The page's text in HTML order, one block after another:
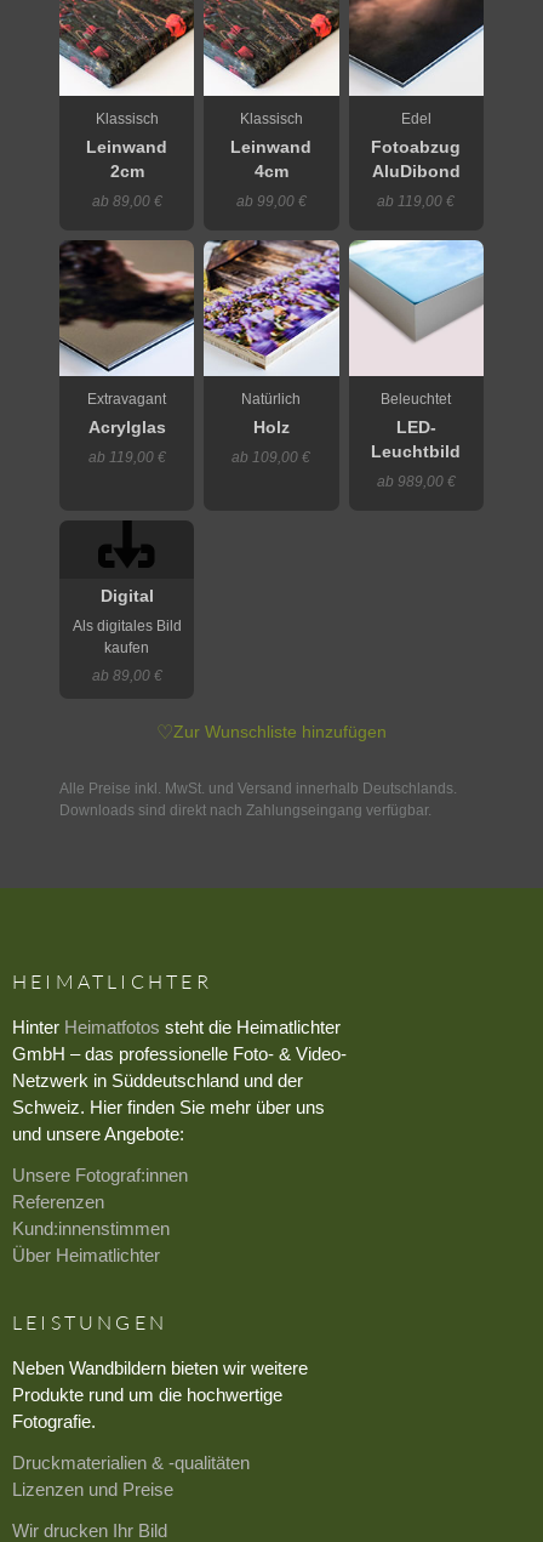
Klassisch
Leinwand
2cm
ab 89,00 €
Klassisch
Leinwand
4cm
ab 99,00 €
Edel
Fotoabzug
AluDibond
ab 119,00 €
Extravagant
Acrylglas
ab 119,00 €
Natürlich
Holz
ab 109,00 €
Beleuchtet
LED-
Leuchtbild
ab 989,00 €
Digital
Als digitales Bild
kaufen
ab 89,00 €
♡Zur Wunschliste hinzufügen
Alle Preise inkl. MwSt. und Versand innerhalb Deutschlands.
Downloads sind direkt nach Zahlungseingang verfügbar.
HEIMATLICHTER
Hinter Heimatfotos steht die Heimatlichter
GmbH – das professionelle Foto- & Video-
Netzwerk in Süddeutschland und der
Schweiz. Hier finden Sie mehr über uns
und unsere Angebote:
Unsere Fotograf:innen
Referenzen
Kund:innenstimmen
Über Heimatlichter
LEISTUNGEN
Neben Wandbildern bieten wir weitere
Produkte rund um die hochwertige
Fotografie.
Druckmaterialien & -qualitäten
Lizenzen und Preise
Wir drucken Ihr Bild